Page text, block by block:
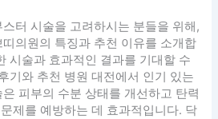
터 시술을 고려하시는 분들을 위해,
의원의 특징과 추천 이유를 소개합
시술과 효과적인 결과를 기대할 수
기와 추천 병원 대전에서 인기 있는
피부의 수분 상태를 개선하고 탄력
제를 예방하는 데 효과적입니다. 닥